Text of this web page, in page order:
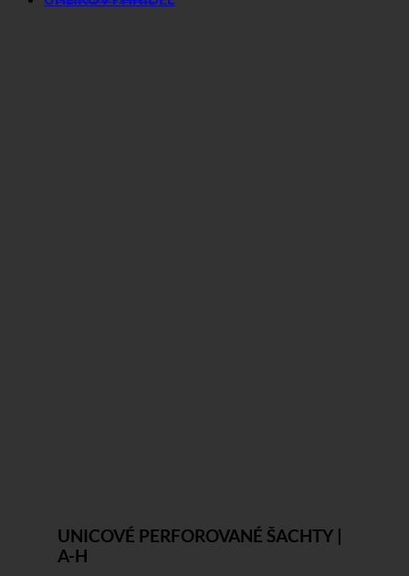
UNICOVÉ PERFOROVANÉ ŠACHTY |
A-H